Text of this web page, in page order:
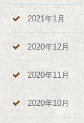
2021年1月
2020年12月
2020年11月
2020年10月